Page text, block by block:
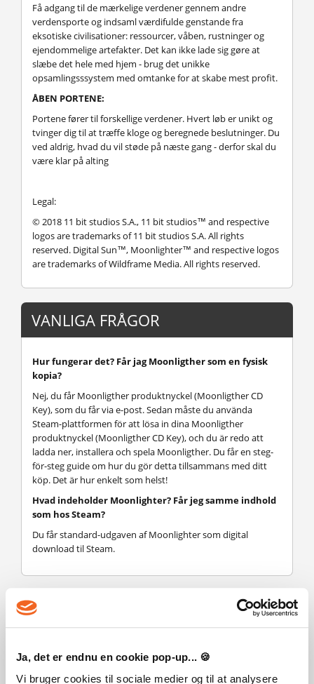
Ja, det er endnu en cookie pop-up... 🍪
Vi bruger cookies til sociale medier og til at analysere
Få adgang til de mærkelige verdener gennem andre
verdensporte og indsaml værdifulde genstande fra
eksotiske civilisationer: ressourcer, våben, rustninger og
ejendommelige artefakter. Det kan ikke lade sig gøre at
slæbe det hele med hjem - brug det unikke
opsamlingsssystem med omtanke for at skabe mest profit.
ÅBEN PORTENE:
Portene fører til forskellige verdener. Hvert løb er unikt og
tvinger dig til at træffe kloge og beregnede beslutninger. Du
ved aldrig, hvad du vil støde på næste gang - derfor skal du
være klar på alting
Legal:
© 2018 11 bit studios S.A., 11 bit studios™ and respective
logos are trademarks of 11 bit studios S.A. All rights
reserved. Digital Sun™, Moonlighter™ and respective logos
are trademarks of Wildframe Media. All rights reserved.
VANLIGA FRÅGOR
Hur fungerar det? Får jag Moonligther som en fysisk
kopia?
Nej, du får Moonligther produktnyckel (Moonligther CD
Key), som du får via e-post. Sedan måste du använda
Steam-plattformen för att lösa in dina Moonligther
produktnyckel (Moonligther CD Key), och du är redo att
ladda ner, installera och spela Moonligther. Du får en steg-
för-steg guide om hur du gör detta tillsammans med ditt
köp. Det är hur enkelt som helst!
Hvad indeholder Moonlighter? Får jeg samme indhold
som hos Steam?
Du får standard-udgaven af Moonlighter som digital
download til Steam.
Tokig i det? Lägg detta spel till din önskelista
Expansionspaket